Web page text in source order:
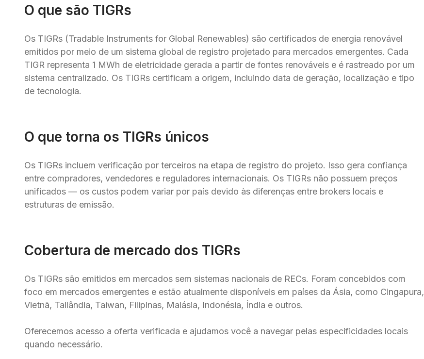
O que são TIGRs
Os TIGRs (Tradable Instruments for Global Renewables) são certificados de energia renovável
emitidos por meio de um sistema global de registro projetado para mercados emergentes. Cada
TIGR representa 1 MWh de eletricidade gerada a partir de fontes renováveis e é rastreado por um
sistema centralizado. Os TIGRs certificam a origem, incluindo data de geração, localização e tipo
de tecnologia.
O que torna os TIGRs únicos
Os TIGRs incluem verificação por terceiros na etapa de registro do projeto. Isso gera confiança
entre compradores, vendedores e reguladores internacionais. Os TIGRs não possuem preços
unificados — os custos podem variar por país devido às diferenças entre brokers locais e
estruturas de emissão.
Cobertura de mercado dos TIGRs
Os TIGRs são emitidos em mercados sem sistemas nacionais de RECs. Foram concebidos com
foco em mercados emergentes e estão atualmente disponíveis em países da Ásia, como Cingapura,
Vietnã, Tailândia, Taiwan, Filipinas, Malásia, Indonésia, Índia e outros.
Oferecemos acesso a oferta verificada e ajudamos você a navegar pelas especificidades locais
quando necessário.